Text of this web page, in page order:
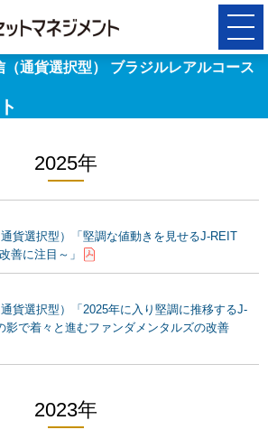
通貨選択型） ブラジルレアルコース
2025年
貨選択型）「堅調な値動きを見せるJ-REIT
善に注目～」
貨選択型）「2025年に入り堅調に推移するJ-
影で着々と進むファンダメンタルズの改善
2023年